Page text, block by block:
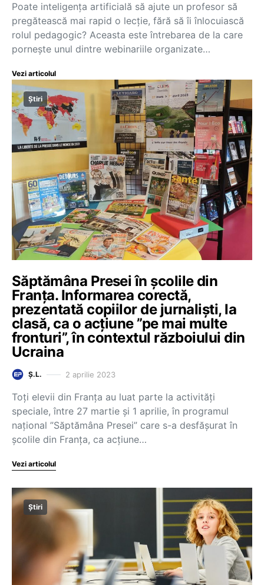
Poate inteligența artificială să ajute un profesor să
pregătească mai rapid o lecție, fără să îi înlocuiască
rolul pedagogic? Aceasta este întrebarea de la care
pornește unul dintre webinariile organizate…
Vezi articolul
Știri
Săptămâna Presei în școlile din
Franța. Informarea corectă,
prezentată copiilor de jurnaliști, la
clasă, ca o acțiune ”pe mai multe
fronturi”, în contextul războiului din
Ucraina
Ș.L. 2 aprilie 2023
Toți elevii din Franța au luat parte la activități
speciale, între 27 martie și 1 aprilie, în programul
național ”Săptămâna Presei” care s-a desfășurat în
școlile din Franța, ca acțiune…
Vezi articolul
Știri